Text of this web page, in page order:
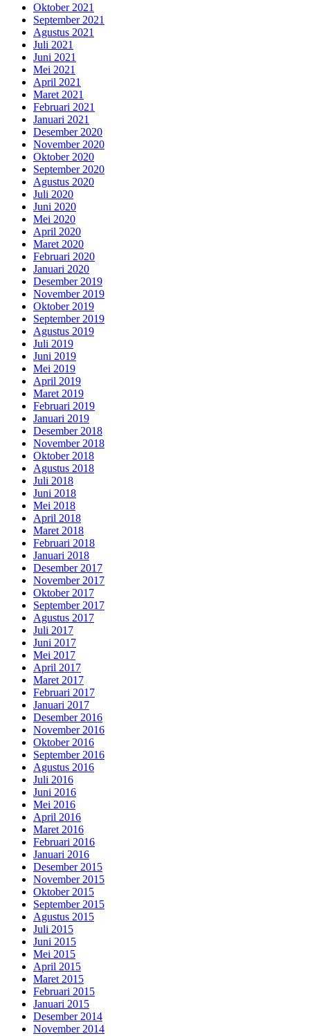
Oktober 2021
September 2021
Agustus 2021
Juli 2021
Juni 2021
Mei 2021
April 2021
Maret 2021
Februari 2021
Januari 2021
Desember 2020
November 2020
Oktober 2020
September 2020
Agustus 2020
Juli 2020
Juni 2020
Mei 2020
April 2020
Maret 2020
Februari 2020
Januari 2020
Desember 2019
November 2019
Oktober 2019
September 2019
Agustus 2019
Juli 2019
Juni 2019
Mei 2019
April 2019
Maret 2019
Februari 2019
Januari 2019
Desember 2018
November 2018
Oktober 2018
Agustus 2018
Juli 2018
Juni 2018
Mei 2018
April 2018
Maret 2018
Februari 2018
Januari 2018
Desember 2017
November 2017
Oktober 2017
September 2017
Agustus 2017
Juli 2017
Juni 2017
Mei 2017
April 2017
Maret 2017
Februari 2017
Januari 2017
Desember 2016
November 2016
Oktober 2016
September 2016
Agustus 2016
Juli 2016
Juni 2016
Mei 2016
April 2016
Maret 2016
Februari 2016
Januari 2016
Desember 2015
November 2015
Oktober 2015
September 2015
Agustus 2015
Juli 2015
Juni 2015
Mei 2015
April 2015
Maret 2015
Februari 2015
Januari 2015
Desember 2014
November 2014